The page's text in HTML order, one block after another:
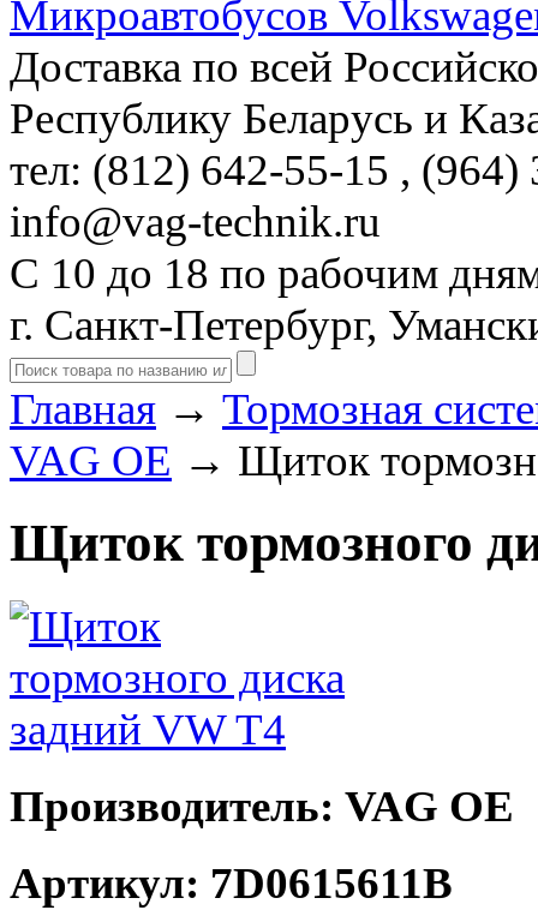
Доставка по всей
Республику Беларусь и
тел: (812) 642-55-15 , (964)
info@vag-technik.ru
С 10 до 18 по рабочим
г. Санкт-Петербург,
Главная → Тормозная
VAG OE → Щиток
Щиток тормозного
Производитель: VAG OE
Артикул: 7D0615611B